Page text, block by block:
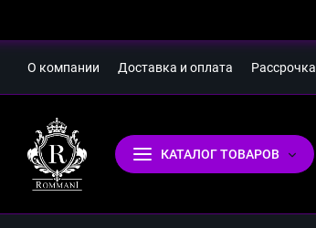
О компании Доставка и оплата Рассрочка
КАТАЛОГ ТОВАРОВ